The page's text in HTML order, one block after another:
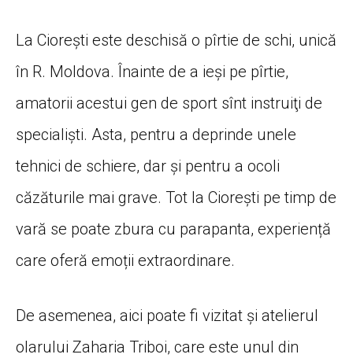
La Cioreşti este deschisă o pîrtie de schi, unică
în R. Moldova. Înainte de a ieşi pe pîrtie,
amatorii acestui gen de sport sînt instruiţi de
specialişti. Asta, pentru a deprinde unele
tehnici de schiere, dar şi pentru a ocoli
căzăturile mai grave. Tot la Ciorești pe timp de
vară se poate zbura cu parapanta, experiență
care oferă emoții extraordinare.
De asemenea, aici poate fi vizitat și atelierul
olarului Zaharia Triboi, care este unul din